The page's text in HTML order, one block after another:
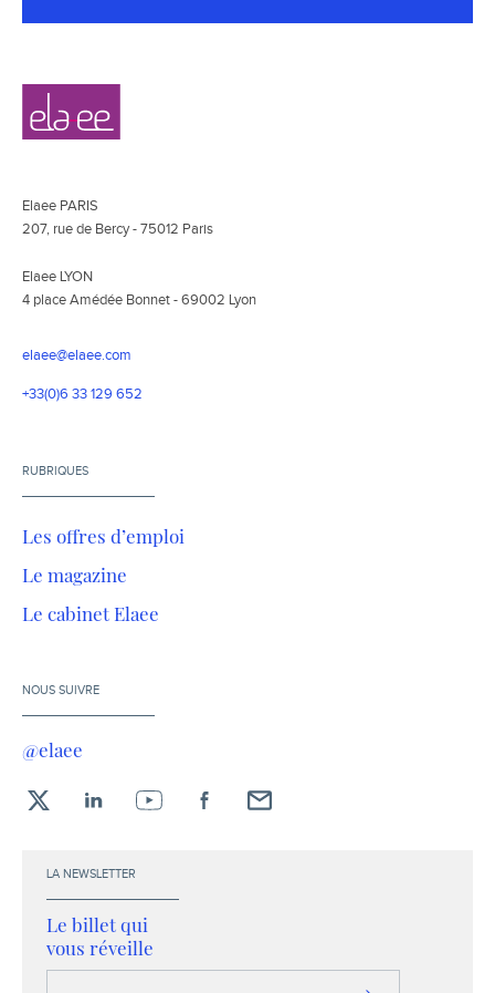
Navigation
secondaire
Elaee
Elaee PARIS
207, rue de Bercy - 75012 Paris
Elaee LYON
4 place Amédée Bonnet - 69002 Lyon
elaee@elaee.com
+33(0)6 33 129 652
RUBRIQUES
Les offres d’emploi
Le magazine
Le cabinet Elaee
NOUS SUIVRE
@elaee
LA NEWSLETTER
Le billet qui
vous réveille